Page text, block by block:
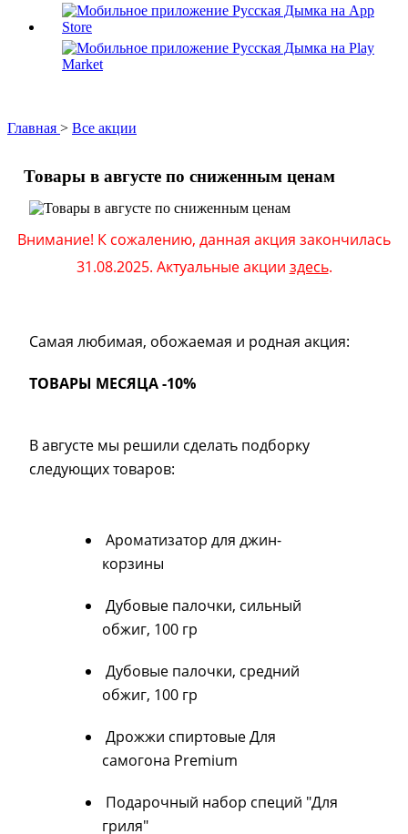
Главная > Все акции
Товары в августе по сниженным ценам
Внимание! К сожалению, данная акция закончилась
31.08.2025. Актуальные акции здесь.
Самая любимая, обожаемая и родная акция:
ТОВАРЫ МЕСЯЦА -10%
В августе мы решили сделать подборку
следующих товаров:
Ароматизатор для джин-
корзины
Дубовые палочки, сильный
обжиг, 100 гр
Дубовые палочки, средний
обжиг, 100 гр
Дрожжи спиртовые Для
самогона Premium
Подарочный набор специй "Для
гриля"